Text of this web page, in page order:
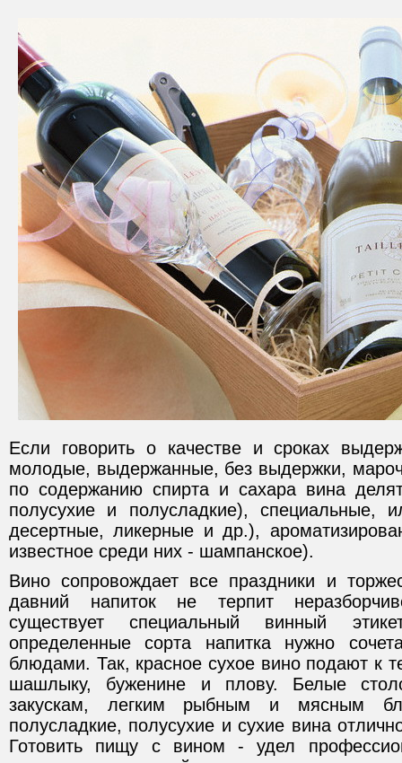
Если говорить о качестве и сроках
молодые, выдержанные, без выдержки,
по содержанию спирта и сахара вина
полусухие и полусладкие), специальные,
десертные, ликерные и др.),
известное среди них - шампанское).
Вино сопровождает все праздники и
давний напиток не терпит
существует специальный винный
определенные сорта напитка нужно
блюдами. Так, красное сухое вино подают к
шашлыку, буженине и плову. Белые
закускам, легким рыбным и мясным
полусладкие, полусухие и сухие вина
Готовить пищу с вином - удел